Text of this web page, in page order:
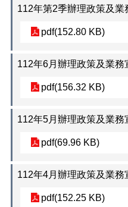
112年第2季辦理政策及業
pdf(152.80 KB)
112年6月辦理政策及業務
pdf(156.32 KB)
112年5月辦理政策及業務
pdf(69.96 KB)
112年4月辦理政策及業務
pdf(152.25 KB)